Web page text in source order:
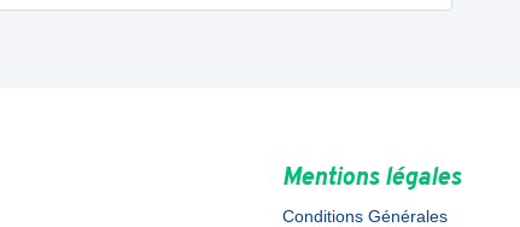
Mentions légales
Conditions Générales